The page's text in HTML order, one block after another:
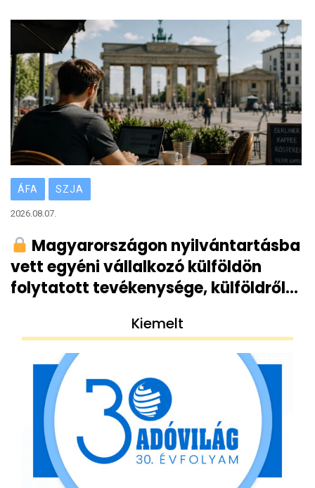
ÁFA SZJA
2026.08.07.
Magyarországon nyilvántartásba
vett egyéni vállalkozó külföldön
folytatott tevékenysége, külföldről
Kiemelt